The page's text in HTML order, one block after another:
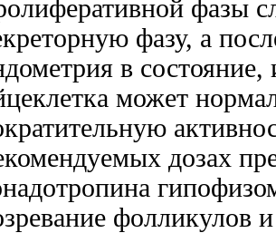
фазы
фазу, а
в
может
дозах
фолликулов